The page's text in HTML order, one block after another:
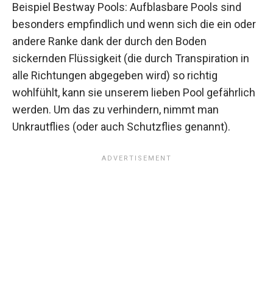
Beispiel Bestway Pools: Aufblasbare Pools sind
besonders empfindlich und wenn sich die ein oder
andere Ranke dank der durch den Boden
sickernden Flüssigkeit (die durch Transpiration in
alle Richtungen abgegeben wird) so richtig
wohlfühlt, kann sie unserem lieben Pool gefährlich
werden. Um das zu verhindern, nimmt man
Unkrautflies (oder auch Schutzflies genannt).